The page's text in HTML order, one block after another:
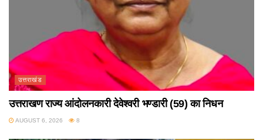
उत्तराखंड
उत्तराखण राज्य आंदोलनकारी देवेश्वरी भण्डारी (59) का निधन
AUGUST 6, 2026 8